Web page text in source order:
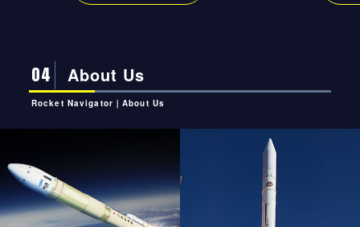
04 About Us
Rocket Navigator｜About Us